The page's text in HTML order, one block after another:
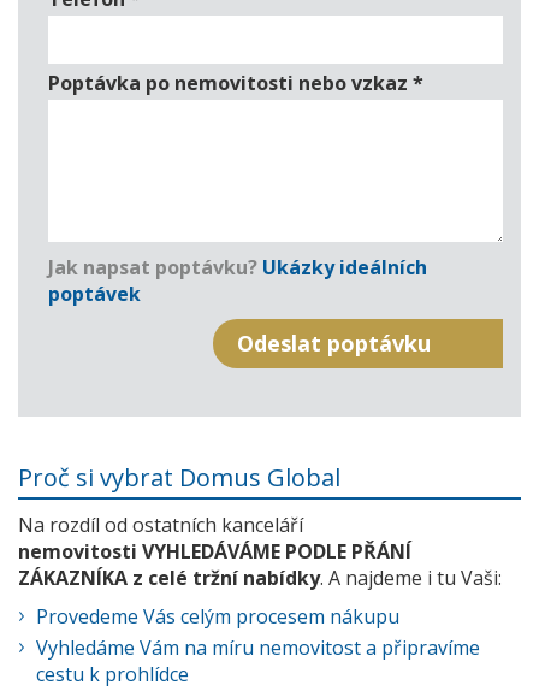
Poptávka po nemovitosti nebo vzkaz *
Jak napsat poptávku? Ukázky ideálních
poptávek
Proč si vybrat Domus Global
Na rozdíl od ostatních kanceláří
nemovitosti VYHLEDÁVÁME PODLE PŘÁNÍ
ZÁKAZNÍKA z celé tržní nabídky. A najdeme i tu Vaši:
Provedeme Vás celým procesem nákupu
Vyhledáme Vám na míru nemovitost a připravíme
cestu k prohlídce